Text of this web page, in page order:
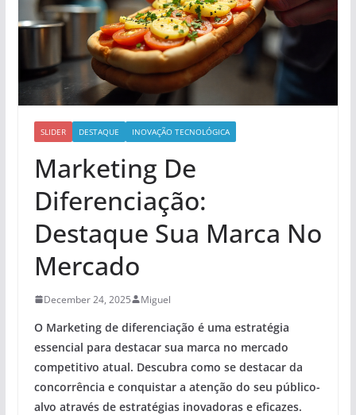
SLIDER DESTAQUE INOVAÇÃO TECNOLÓGICA
Marketing De
Diferenciação:
Destaque Sua Marca No
Mercado
December 24, 2025 Miguel
O Marketing de diferenciação é uma estratégia
essencial para destacar sua marca no mercado
competitivo atual. Descubra como se destacar da
concorrência e conquistar a atenção do seu público-
alvo através de estratégias inovadoras e eficazes.